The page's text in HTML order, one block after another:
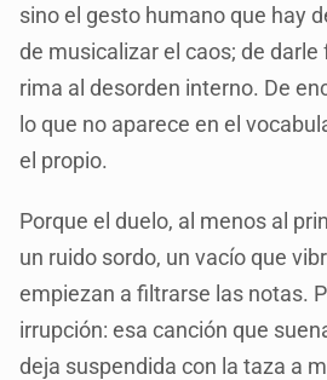
sino el gesto humano que hay
de musicalizar el caos; de
rima al desorden interno. De
lo que no aparece en el
el propio.
Porque el duelo, al menos al
un ruido sordo, un vacío que
empiezan a filtrarse las notas.
irrupción: esa canción que
deja suspendida con la taza a